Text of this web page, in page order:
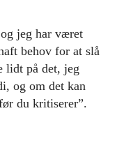
jeg har været
behov for at slå
lidt på det, jeg
og om det kan
du kritiserer”.